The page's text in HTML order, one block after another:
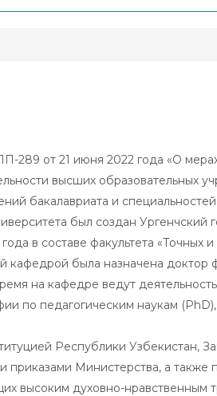
289 от 21 июня 2022 года «О
высших образовательных
бакалавриата и
был создан Ургенчский
в составе факультета «Точных
кафедрой была назначена
на кафедре ведут
по педагогическим наукам
Республики Узбекистан,
Министерства, а также
высоким духовно-нравственным